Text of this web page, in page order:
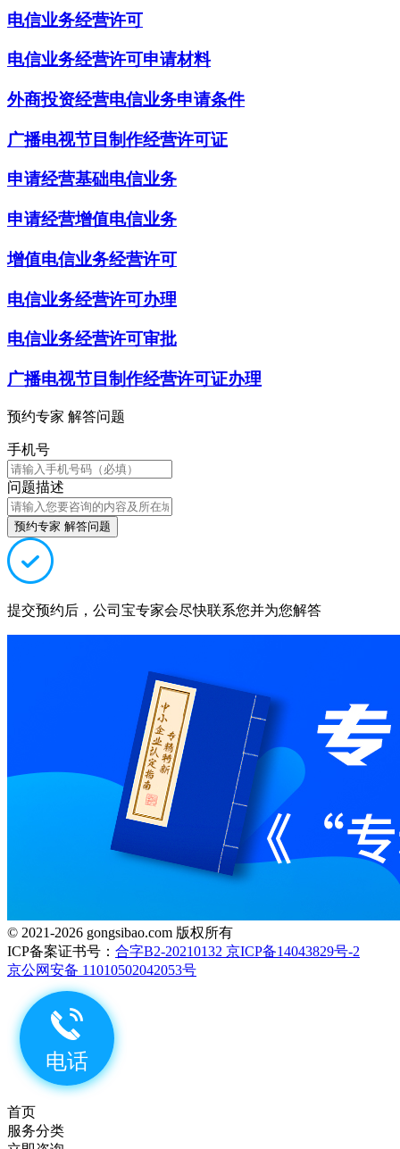
电信业务经营许可
电信业务经营许可申请材料
外商投资经营电信业务申请条件
广播电视节目制作经营许可证
申请经营基础电信业务
申请经营增值电信业务
增值电信业务经营许可
电信业务经营许可办理
电信业务经营许可审批
广播电视节目制作经营许可证办理
预约专家 解答问题
手机号
问题描述
预约专家 解答问题
提交预约后，公司宝专家会尽快联系您并为您解答
© 2021-2026 gongsibao.com 版权所有
ICP备案证书号： 合字B2-20210132 京ICP备14043829号-2
京公网安备 11010502042053号
首页
服务分类